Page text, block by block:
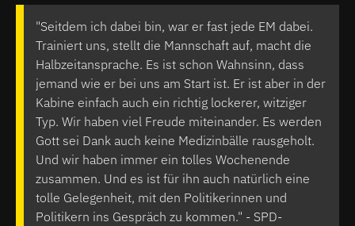
"Seitdem ich dabei bin, war er fast jede EM dabei.
Trainiert uns, stellt die Mannschaft auf, macht die
Halbzeitansprache. Es ist schon Wahnsinn, dass
jemand wie er bei uns am Start ist. Er ist aber in der
Kabine einfach auch ein richtig lockerer, witziger
Typ. Wir haben viel Freude miteinander. Es werden
Gott sei Dank auch keine Medizinbälle rausgeholt.
Und wir haben immer ein tolles Wochenende
zusammen. Und es ist für ihn auch natürlich eine
tolle Gelegenheit, mit den Politikerinnen und
Politikern ins Gespräch zu kommen." - SPD-